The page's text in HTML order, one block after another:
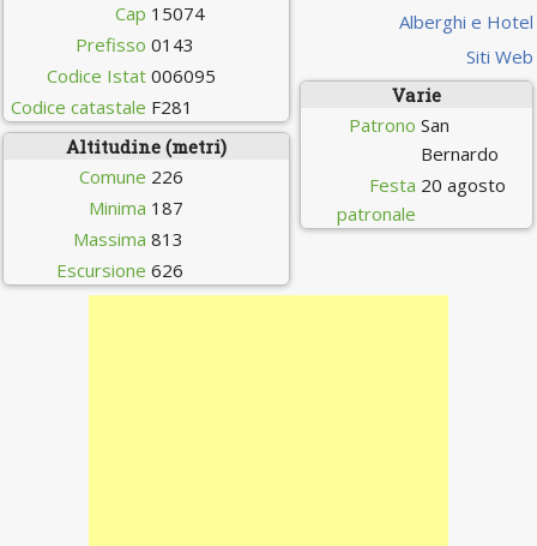
Cap 15074
Prefisso 0143
Codice Istat 006095
Codice catastale F281
Altitudine (metri)
Comune 226
Minima 187
Massima 813
Escursione 626
Alberghi e Hotel
Siti Web
Varie
Patrono San
Bernardo
Festa
patronale
20 agosto